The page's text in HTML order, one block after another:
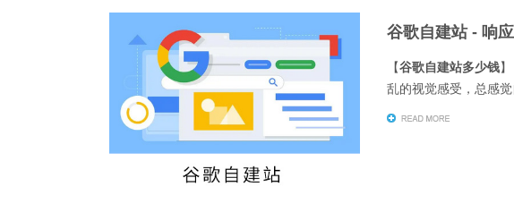
谷歌自建站 - 响
【谷歌自建站多少钱
乱的视觉感受，总感